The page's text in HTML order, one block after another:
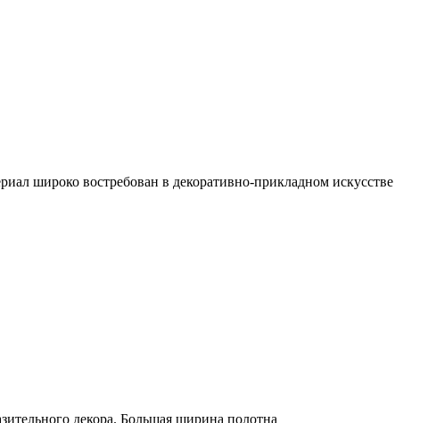
широко востребован в декоративно-прикладном искусстве
декора. Большая ширина полотна